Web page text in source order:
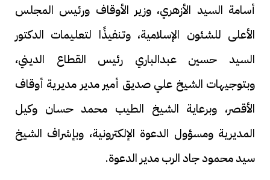
أسامة السيد الأزهري، وزير الأوقاف ورئيس المجلس
الأعلى للشئون الإسلامية، وتنفيذًا لتعليمات الدكتور
السيد حسين عبدالباري رئيس القطاع الديني،
وبتوجيهات الشيخ علي صديق أمير مدير مديرية أوقاف
الأقصر، وبرعاية الشيخ الطيب محمد حسان وكيل
المديرية ومسؤول الدعوة الإلكترونية، وبإشراف الشيخ
سيد محمود جاد الرب مدير الدعوة.